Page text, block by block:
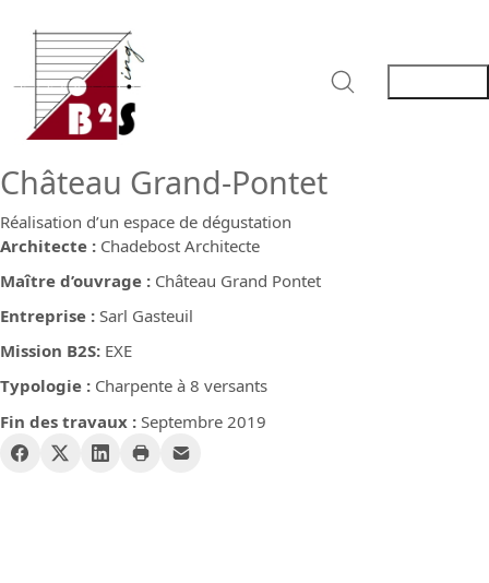
Château Grand-Pontet
Réalisation d’un espace de dégustation
Architecte : Chadebost Architecte
Maître d’ouvrage : Château Grand Pontet
Entreprise : Sarl Gasteuil
Mission B2S: EXE
Typologie : Charpente à 8 versants
Fin des travaux : Septembre 2019